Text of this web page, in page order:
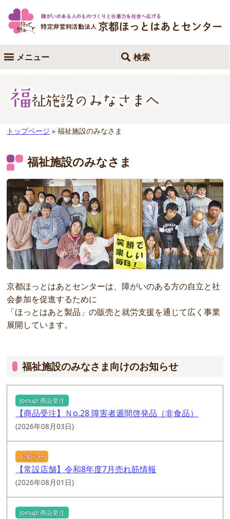
メニュー 検索
トップページ » 福祉施設のみなさま
福祉施設のみなさま
京都ほっとはあとセンターは、障がいのある方の自立と社
会参加を促進するために
「ほっとはあと製品」の販売と就労支援を通じて広く事業
展開しています。
福祉施設のみなさま向けのお知らせ
Joinup! 商品受注
【商品受注】Ｎo.28 障害者週間啓発品（非食品）
(2026年08月03日)
お知らせ
【常設店舗】令和8年度7月売れ筋情報
(2026年08月01日)
Joinup! 商品受注